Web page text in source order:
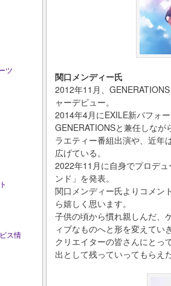
ツ
ス情
関口メンディー氏
2012年11月、
ャーデビュー。
2014年4月にEXILE新パフォ
GENERATIONSと兼任しな
ラエティー番組出演や、近年
広げている。
2022年11月に自身でプロデ
ンド」を発表。
関口メンディー氏よりコメン
ら嬉しく思います。
子供の頃から慣れ親しんだ、
ィブなものへと形を変えてい
クリエイターの皆さんにとっ
出として残っていってもらえ